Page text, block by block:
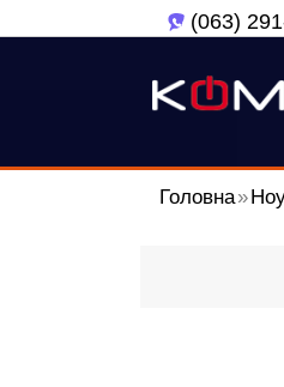
(063)
Головна